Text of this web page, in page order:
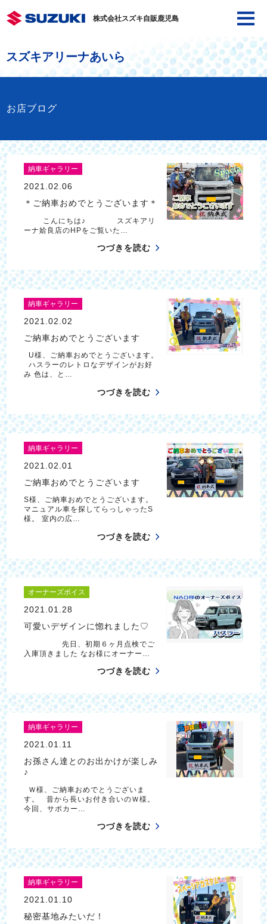
株式会社スズキ自販鹿児島
スズキアリーナあいら
お店ブログ
納車ギャラリー
2021.02.06
＊ご納車おめでとうございます＊
こんにちは♪ スズキアリ
ーナ姶良店のHPをご覧いた…
つづきを読む
納車ギャラリー
2021.02.02
ご納車おめでとうございます
U様、ご納車おめでとうございます。
ハスラーのレトロなデザインがお好
み 色は、と…
つづきを読む
納車ギャラリー
2021.02.01
ご納車おめでとうございます
S様、ご納車おめでとうございます。
マニュアル車を探してらっしゃったS
様。 室内の広…
つづきを読む
オーナーズボイス
2021.01.28
可愛いデザインに惚れました♡
先日、初期６ヶ月点検でご
入庫頂きました なお様にオーナー…
つづきを読む
納車ギャラリー
2021.01.11
お孫さん達とのお出かけが楽しみ
♪
Ｗ様、ご納車おめでとうございま
す。 昔から長いお付き合いのＷ様。
今回、サポカー…
つづきを読む
納車ギャラリー
2021.01.10
秘密基地みたいだ！